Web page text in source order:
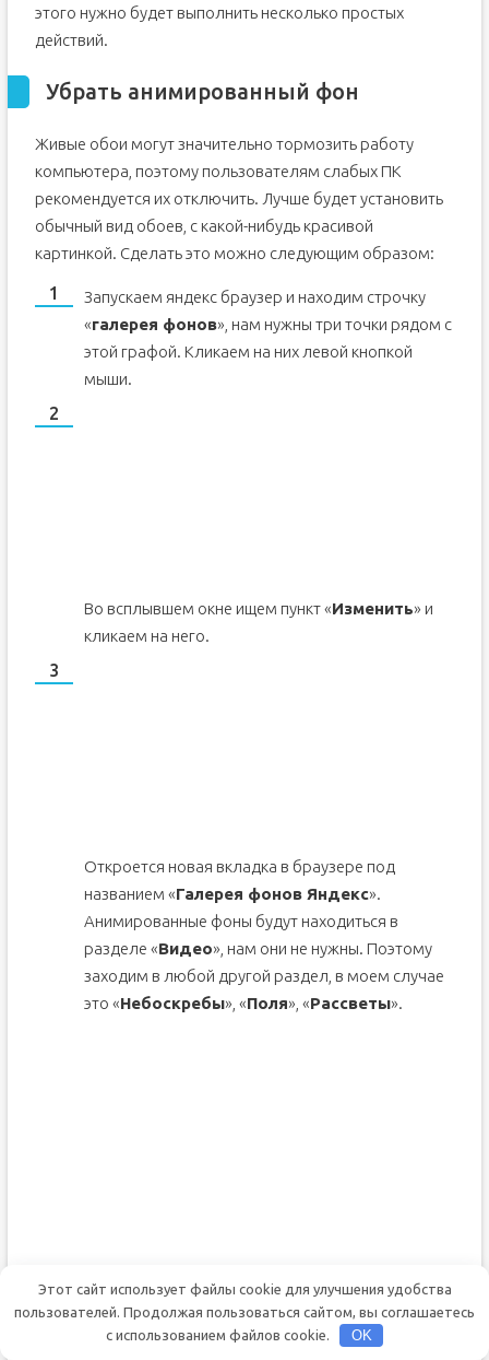
этого нужно будет выполнить несколько простых
действий.
Убрать анимированный фон
Живые обои могут значительно тормозить работу
компьютера, поэтому пользователям слабых ПК
рекомендуется их отключить. Лучше будет установить
обычный вид обоев, с какой-нибудь красивой
картинкой. Сделать это можно следующим образом:
Запускаем яндекс браузер и находим строчку
«галерея фонов», нам нужны три точки рядом с
этой графой. Кликаем на них левой кнопкой
мыши.
Во всплывшем окне ищем пункт «Изменить» и
кликаем на него.
Откроется новая вкладка в браузере под
названием «Галерея фонов Яндекс».
Анимированные фоны будут находиться в
разделе «Видео», нам они не нужны. Поэтому
заходим в любой другой раздел, в моем случае
это «Небоскребы», «Поля», «Рассветы».
Этот сайт использует файлы cookie для улучшения удобства
пользователей. Продолжая пользоваться сайтом, вы соглашаетесь
с использованием файлов cookie.
OK